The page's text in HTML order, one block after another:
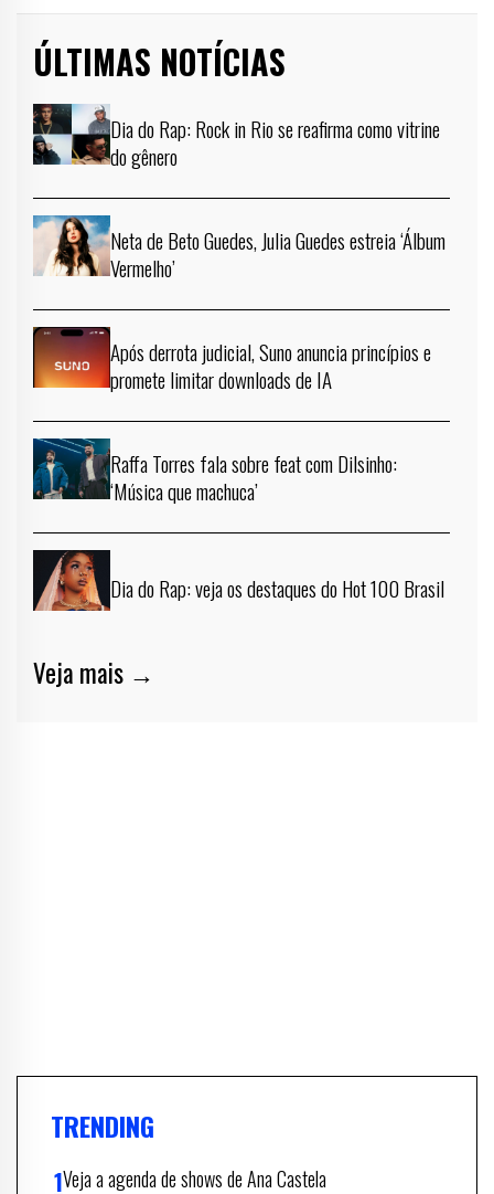
ÚLTIMAS NOTÍCIAS
Dia do Rap: Rock in Rio se reafirma como vitrine
do gênero
Neta de Beto Guedes, Julia Guedes estreia ‘Álbum
Vermelho’
Após derrota judicial, Suno anuncia princípios e
promete limitar downloads de IA
Raffa Torres fala sobre feat com Dilsinho:
‘Música que machuca’
Dia do Rap: veja os destaques do Hot 100 Brasil
Veja mais →
TRENDING
Veja a agenda de shows de Ana Castela